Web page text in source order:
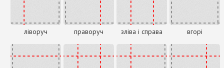
ліворуч праворуч зліва і справа вгорі